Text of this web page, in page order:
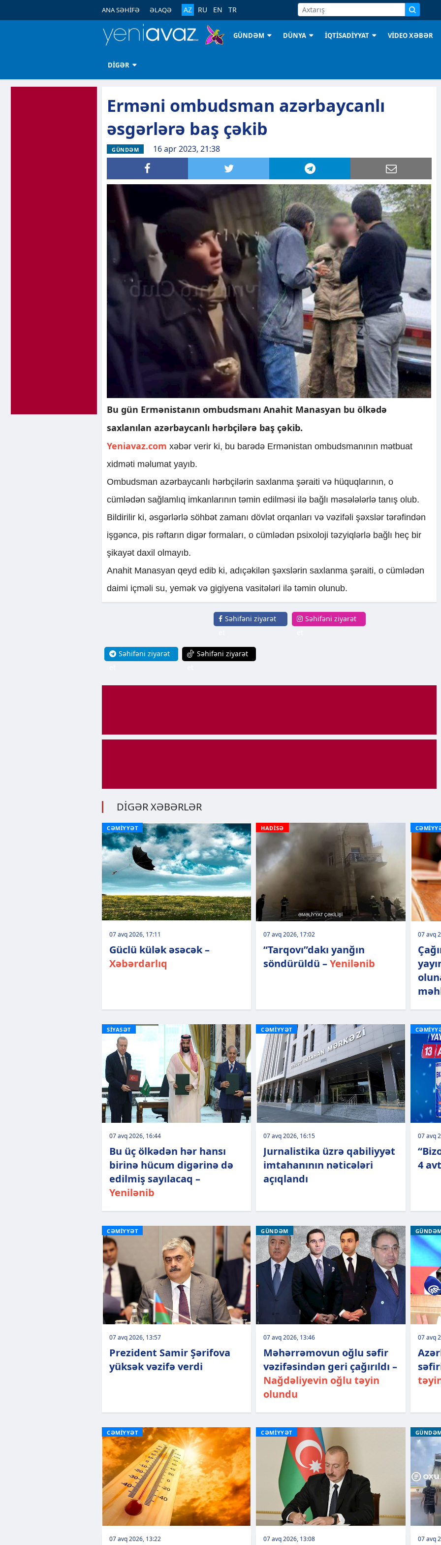
ANA SƏHİFƏ ƏLAQƏ AZ RU EN TR
GÜNDƏM DÜNYA İQTİSADİYYAT VİDEO XƏBƏR
DİGƏR
Erməni ombudsman azərbaycanlı
əsgərlərə baş çəkib
GÜNDƏM 16 apr 2023, 21:38
Bu gün Ermənistanın ombudsmanı Anahit Manasyan bu ölkədə
saxlanılan azərbaycanlı hərbçilərə baş çəkib.
Yeniavaz.com xəbər verir ki, bu barədə Ermənistan ombudsmanının mətbuat
xidməti məlumat yayıb.
Ombudsman azərbaycanlı hərbçilərin saxlanma şəraiti və hüquqlarının, o
cümlədən sağlamlıq imkanlarının təmin edilməsi ilə bağlı məsələlərlə tanış olub.
Bildirilir ki, əsgərlərlə söhbət zamanı dövlət orqanları və vəzifəli şəxslər tərəfindən
işgəncə, pis rəftarın digər formaları, o cümlədən psixoloji təzyiqlərlə bağlı heç bir
şikayət daxil olmayıb.
Anahit Manasyan qeyd edib ki, adıçəkilən şəxslərin saxlanma şəraiti, o cümlədən
daimi içməli su, yemək və gigiyena vasitələri ilə təmin olunub.
Səhifəni ziyarət
Səhifəni ziyarət
Səhifəni ziyarət
Səhifəni ziyarət
DİGƏR XƏBƏRLƏR
CƏMİYYƏT
07 avq 2026, 17:11
Güclü külək əsəcək –
Xəbərdarlıq
HADİSƏ
07 avq 2026, 17:02
“Tarqovı”dakı yanğın
söndürüldü –Yenilənib
07 avq
SİYASƏT
07 avq 2026, 16:44
Bu üç ölkədən hər hansı
birinə hücum digərinə də
edilmiş sayılacaq –
Yenilənib
CƏMİYYƏT
07 avq 2026, 16:15
Jurnalistika üzrə qabiliyyət
imtahanının nəticələri
açıqlandı
07 avq
4
CƏMİYYƏT
07 avq 2026, 13:57
Prezident Samir Şərifova
yüksək vəzifə verdi
GÜNDƏM
07 avq 2026, 13:46
Məhərrəmovun oğlu səfir
vəzifəsindən geri çağırıldı –
Nağdəliyevin oğlu təyin
olundu
07 avq
CƏMİYYƏT
07 avq 2026, 13:22
CƏMİYYƏT
07 avq 2026, 13:08 07 avq